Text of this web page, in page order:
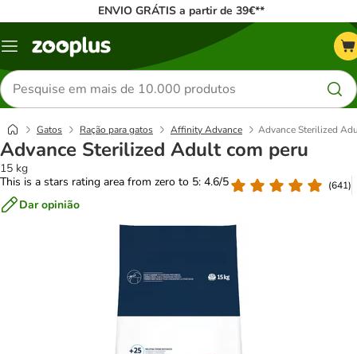
ENVIO GRÁTIS a partir de 39€**
Menu
Pesquisar
produtos
Gatos Ração para gatos Affinity Advance Advance Sterilized
Advance Sterilized Adult com peru
15 kg
This is a stars rating area from zero to 5: 4.6/5
(641)
Dar opinião